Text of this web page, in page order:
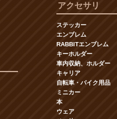
アクセサリ
ステッカー
エンブレム
RABBITエンブレム
キーホルダー
車内収納、ホルダー
キャリア
自転車・バイク用品
ミニカー
本
ウェア